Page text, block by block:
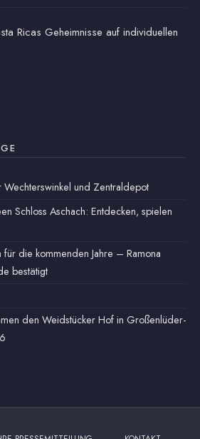
Ricas Geheimnisse auf individuellen
und Zentraldepot
Schloss Aschach: Entdecken, spielen
für die kommenden Jahre – Ramona
bestätigt
den Weidstücker Hof in Großenlüder-